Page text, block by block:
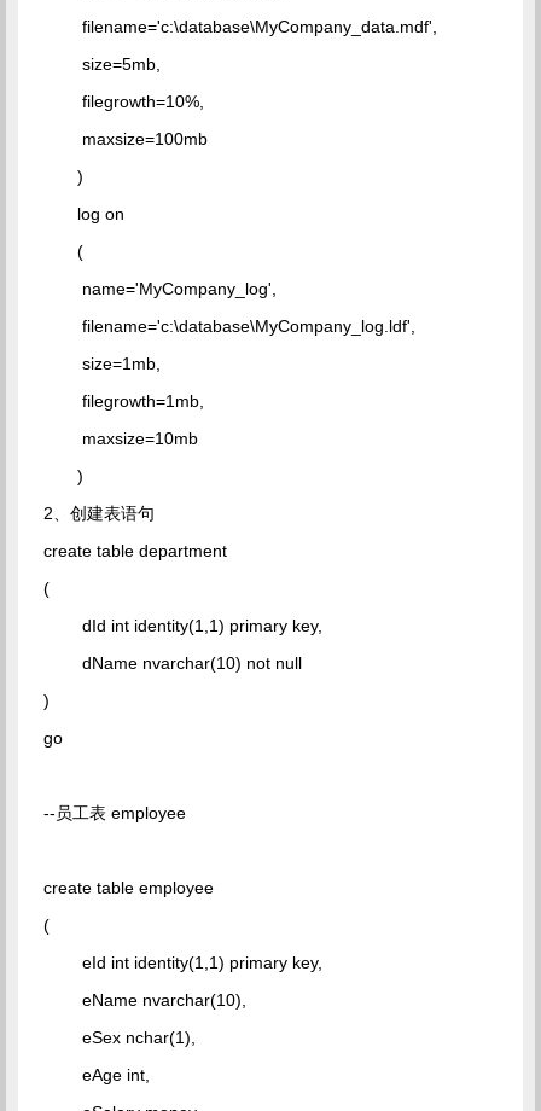
filename='c:\database\MyCompany_data.mdf',
size=5mb,
filegrowth=10%,
maxsize=100mb
)
log on
(
name='MyCompany_log',
filename='c:\database\MyCompany_log.ldf',
size=1mb,
filegrowth=1mb,
maxsize=10mb
)
2、创建表语句
create table department
(
dId int identity(1,1) primary key,
dName nvarchar(10) not null
)
go
--员工表 employee
create table employee
(
eId int identity(1,1) primary key,
eName nvarchar(10),
eSex nchar(1),
eAge int,